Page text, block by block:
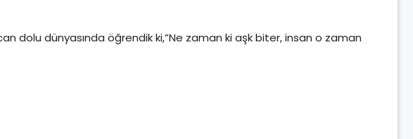
dolu dünyasında öğrendik ki,”Ne zaman ki aşk biter, insan o zaman